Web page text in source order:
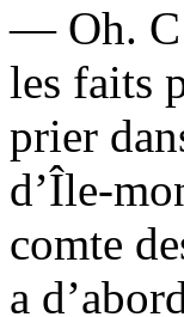
— Oh.
les faits
prier
d’Île-
comte
a